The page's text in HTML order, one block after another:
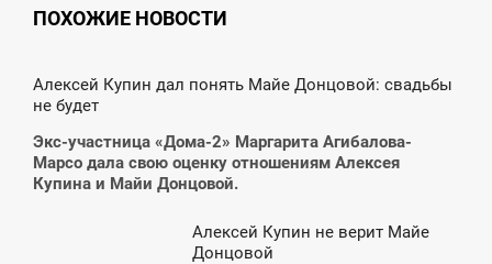
ПОХОЖИЕ НОВОСТИ
Алексей Купин дал понять Майе Донцовой: свадьбы
не будет
Экс-участница «Дома-2» Маргарита Агибалова-
Марсо дала свою оценку отношениям Алексея
Купина и Майи Донцовой.
Алексей Купин не верит Майе
Донцовой